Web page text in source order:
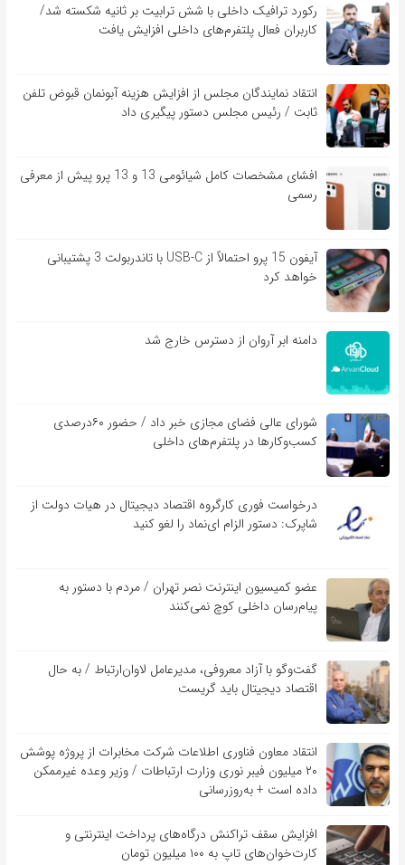
رکورد ترافیک داخلی با شش ترابیت بر ثانیه شکسته شد/
کاربران فعال پلتفرم‌های داخلی افزایش یافت
انتقاد نمایندگان مجلس از افزایش هزینه آبونمان قبوض تلفن
ثابت / رئیس مجلس دستور پیگیری داد
افشای مشخصات کامل شیائومی 13 و 13 پرو پیش از معرفی
رسمی
آیفون 15 پرو احتمالاً از USB-C با تاندربولت 3 پشتیبانی
خواهد کرد
دامنه ابر آروان از دسترس خارج شد
شورای عالی فضای مجازی خبر داد / حضور ۶۰درصدی
کسب‌و‌کارها در پلتفرم‌های داخلی
درخواست فوری کارگروه اقتصاد دیجیتال در هیات دولت از
شاپرک: دستور الزام ای‌نماد را لغو کنید
عضو کمیسیون اینترنت نصر تهران / مردم با دستور به
پیام‌رسان داخلی کوچ نمی‌کنند
گفت‌و‌گو با آزاد معروفی، مدیرعامل لاوان‌ارتباط / به حال
اقتصاد دیجیتال باید گریست
انتقاد معاون فناوری اطلاعات شرکت مخابرات از پروژه پوشش
۲۰ میلیون فیبر نوری وزارت ارتباطات / وزیر وعده غیرممکن
داده است + به‌روزرسانی
افزایش سقف تراکنش درگاه‌های پرداخت اینترنتی و
کارت‌خوان‌های تاپ به ۱۰۰ میلیون تومان